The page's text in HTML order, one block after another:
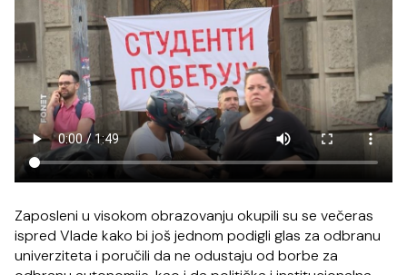
Zaposleni u visokom obrazovanju okupili su se večeras
ispred Vlade kako bi još jednom podigli glas za odbranu
univerziteta i poručili da ne odustaju od borbe za